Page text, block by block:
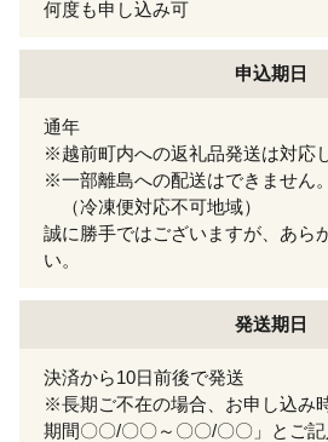
何度も申し込み可
申込期日
通年
※越前町内への返礼品発送は対応
※一部離島への配送はできません。
（冷凍便対応不可地域）
誠に勝手ではございますが、あら
い。
発送期日
決済から10日前後で発送
※長期ご不在の場合、お申し込み
期間〇〇/〇〇～〇〇/〇〇」とご記